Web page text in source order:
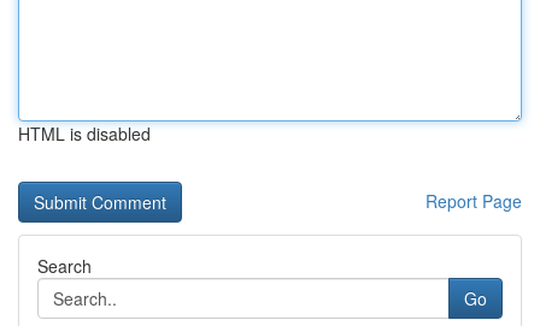
HTML is disabled
Report Page
Search
Go